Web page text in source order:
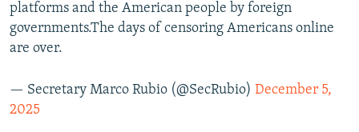
platforms and the American people by foreign
governments.The days of censoring Americans online
are over.
— Secretary Marco Rubio (@SecRubio) December 5,
2025